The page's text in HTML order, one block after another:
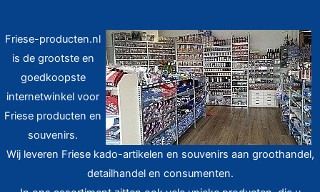
Friese-producten.nl
is de grootste en
goedkoopste
internetwinkel voor
Friese producten en
souvenirs.
Wij leveren Friese kado-artikelen en souvenirs aan groothandel,
detailhandel en consumenten.